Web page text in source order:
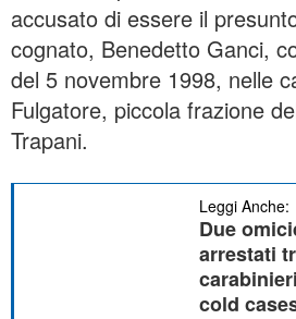
accusato di essere il
cognato, Benedetto Ganci,
del 5 novembre 1998, nelle
Fulgatore, piccola frazione
Trapani.
Leggi Anche:
Due
arrestati
cold